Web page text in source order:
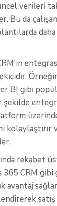
verileri
Bu da
BI gibi
şekilde
kolaylaştırır
rekabet
365 CRM
avantaj
satış